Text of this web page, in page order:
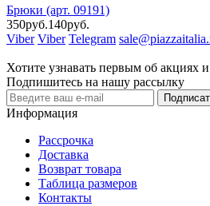
Брюки (арт. 09191)
350руб.140руб.
Viber Viber Telegram
Хотите узнавать первым об акциях
Подпишитесь на нашу рассылку
Информация
Рассрочка
Доставка
Возврат товара
Таблица размеров
Контакты